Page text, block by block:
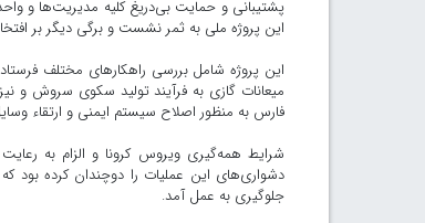
پشتیبانی و حمایت بی‌دریغ کلیه مدیریت‌ها و
این پروژه ملی به ثمر نشست و برگی دیگر بر
این پروژه شامل بررسی راهکارهای مختلف
میعانات گازی به فرآیند تولید سکوی سروش و
فارس به منظور اصلاح سیستم ایمنی و ارتقاء
شرایط همه‌گیری ویروس کرونا و الزام به
دشواری‌های این عملیات را دوچندان کرده بود
جلوگیری به عمل آمد.